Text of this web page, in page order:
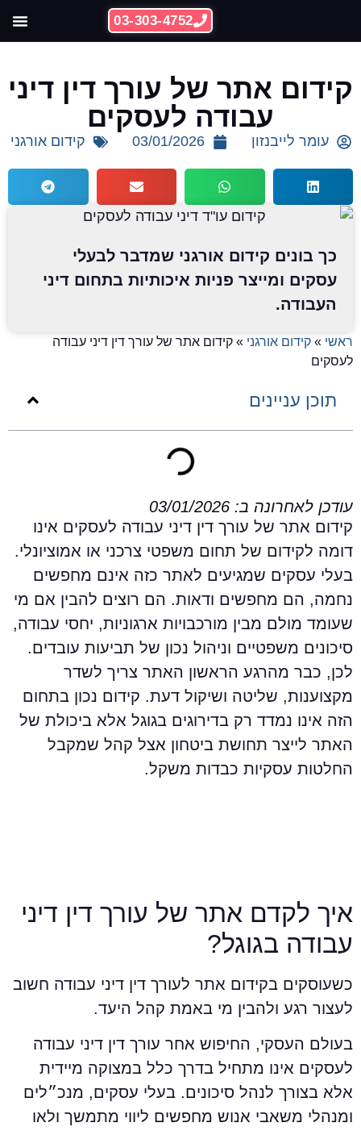
03-303-4752
קידום אתר של עורך דין דיני
עבודה לעסקים
עומר לייבנזון 03/01/2026 קידום אורגני
כך בונים קידום אורגני שמדבר לבעלי
עסקים ומייצר פניות איכותיות בתחום דיני
העבודה.
ראשי»קידום אורגני»קידום אתר של עורך דין דיני עבודה
לעסקים
תוכן עניינים
עודכן לאחרונה ב: 03/01/2026
קידום אתר של עורך דין דיני עבודה לעסקים אינו
דומה לקידום של תחום משפטי צרכני או אמוציונלי.
בעלי עסקים שמגיעים לאתר כזה אינם מחפשים
נחמה, הם מחפשים ודאות. הם רוצים להבין אם מי
שעומד מולם מבין מורכבויות ארגוניות, יחסי עבודה,
סיכונים משפטיים וניהול נכון של תביעות עובדים.
לכן, כבר מהרגע הראשון האתר צריך לשדר
מקצוענות, שליטה ושיקול דעת. קידום נכון בתחום
הזה אינו נמדד רק בדירוגים בגוגל אלא ביכולת של
האתר לייצר תחושת ביטחון אצל קהל שמקבל
החלטות עסקיות כבדות משקל.
איך לקדם אתר של עורך דין דיני
עבודה בגוגל?
כשעוסקים בקידום אתר לעורך דין דיני עבודה חשוב
לעצור רגע ולהבין מי באמת קהל היעד.
בעולם העסקי, החיפוש אחר עורך דין דיני עבודה
לעסקים אינו מתחיל בדרך כלל במצוקה מיידית
אלא בצורך לנהל סיכונים. בעלי עסקים, מנכ״לים
ומנהלי משאבי אנוש מחפשים ליווי מתמשך ולאו